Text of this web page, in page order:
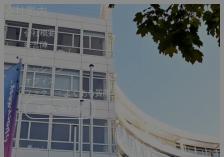
会社案内
会社概要
経営陣
ミッション
オフィス
ファクト・よくある質問
お問い合わせ
Germany